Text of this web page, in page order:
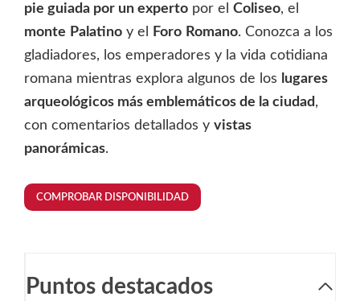
pie guiada por un experto por el Coliseo, el
monte Palatino y el Foro Romano. Conozca a los
gladiadores, los emperadores y la vida cotidiana
romana mientras explora algunos de los
lugares
arqueológicos más emblemáticos de la ciudad,
con comentarios detallados y vistas
panorámicas.
COMPROBAR DISPONIBILIDAD
Puntos destacados